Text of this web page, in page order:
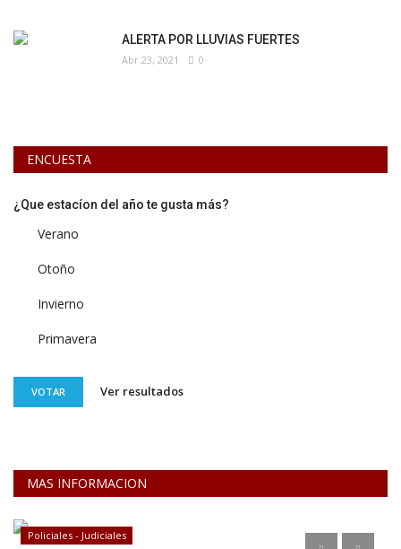
ALERTA POR LLUVIAS FUERTES
Abr 23, 2021 0
ENCUESTA
¿Que estacíon del año te gusta más?
Verano
Otoño
Invierno
Primavera
VOTAR Ver resultados
MAS INFORMACION
Policiales - Judiciales